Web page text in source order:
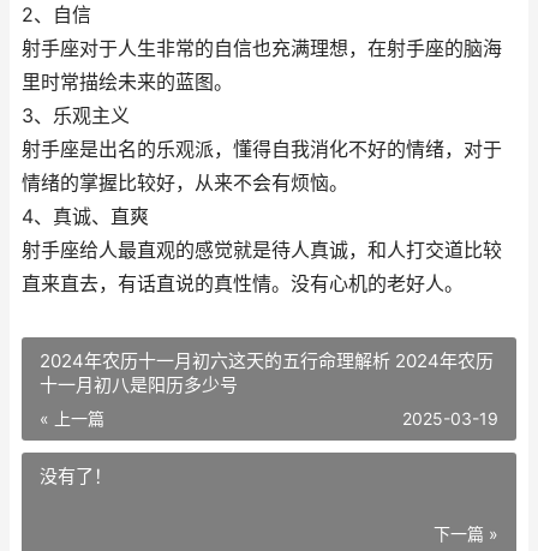
2、自信
射手座对于人生非常的自信也充满理想，在射手座的脑海
里时常描绘未来的蓝图。
3、乐观主义
射手座是出名的乐观派，懂得自我消化不好的情绪，对于
情绪的掌握比较好，从来不会有烦恼。
4、真诚、直爽
射手座给人最直观的感觉就是待人真诚，和人打交道比较
直来直去，有话直说的真性情。没有心机的老好人。
2024年农历十一月初六这天的五行命理解析 2024年农历
十一月初八是阳历多少号
« 上一篇 2025-03-19
没有了！
下一篇 »